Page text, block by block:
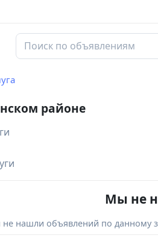
районе
Мы не
нашли объявлений по данному